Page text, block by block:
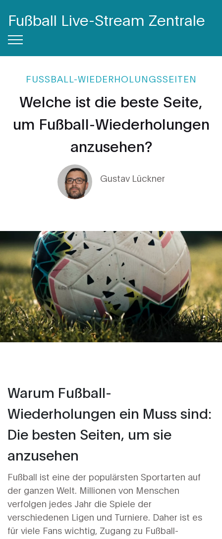
Fußball Live-Stream Zentrale
FUSSBALL-WIEDERHOLUNGSSEITEN
Welche ist die beste Seite,
um Fußball-Wiederholungen
anzusehen?
Gustav Lückner
Warum Fußball-
Wiederholungen ein Muss sind:
Die besten Seiten, um sie
anzusehen
Fußball ist eine der populärsten Sportarten auf
der ganzen Welt. Millionen von Menschen
verfolgen jedes Jahr die Spiele der
verschiedenen Ligen und Turniere. Daher ist es
für viele Fans wichtig, Zugang zu Fußball-